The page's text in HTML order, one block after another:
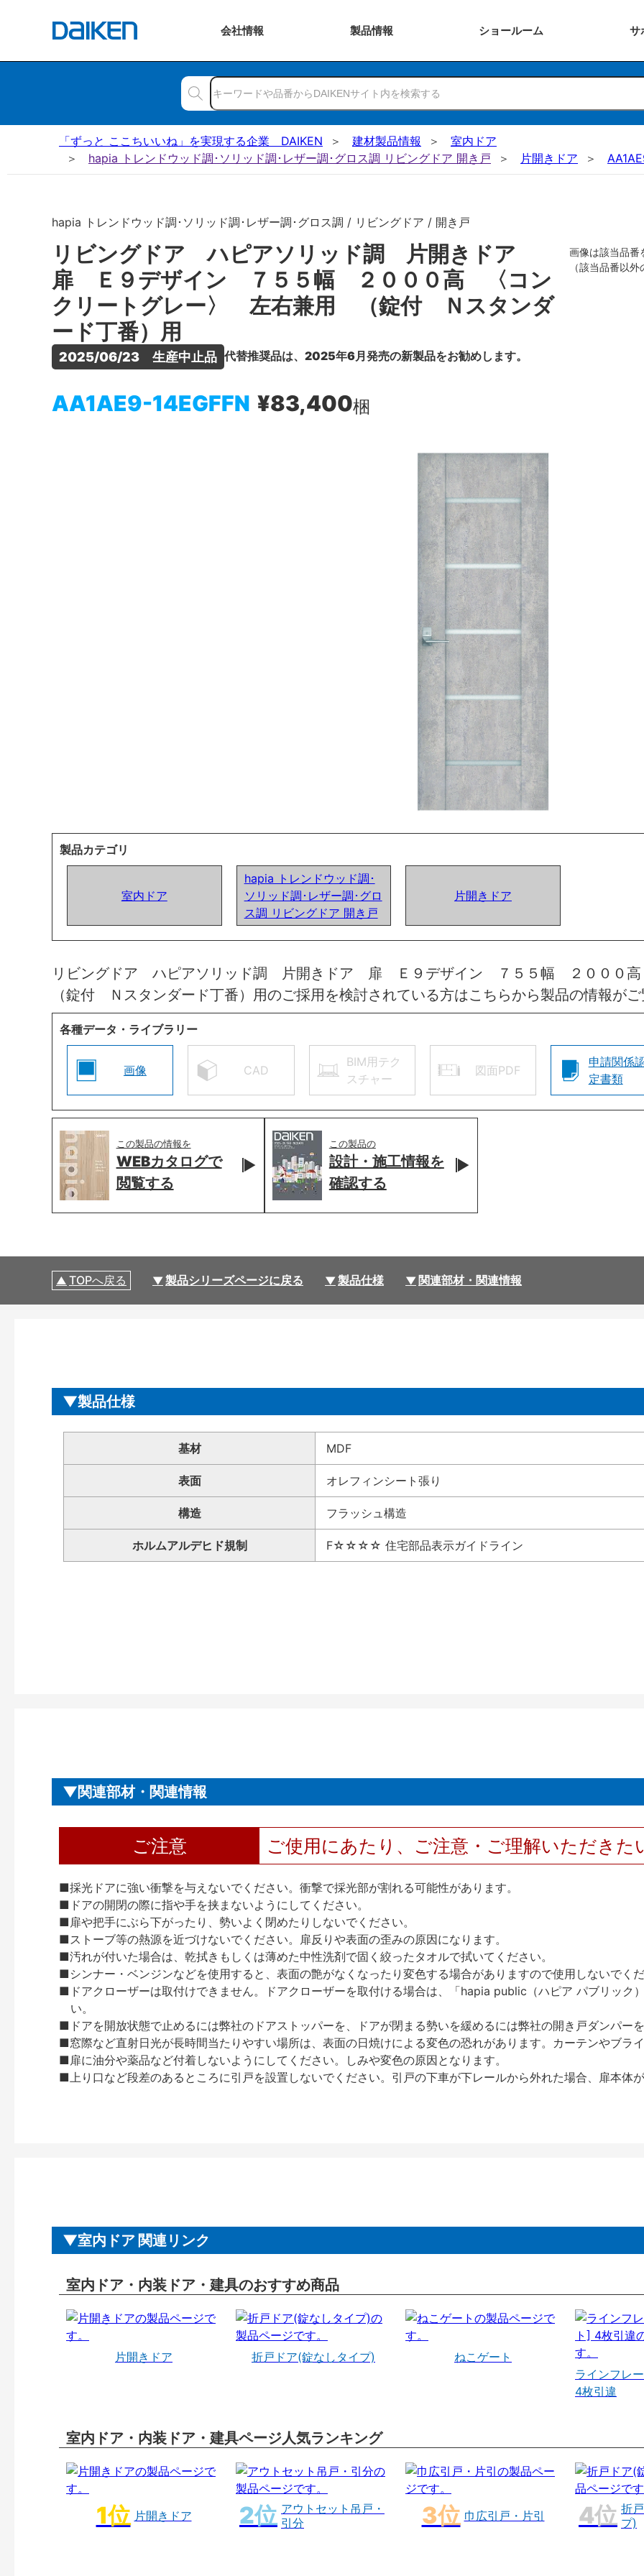
会社情報 製品情報 ショールーム サ
「ずっと ここちいいね」を実現する企業 DAIKEN 建材製品情報
室内ドア
hapia トレンドウッド調･ソリッド調･レザー調･グロス調 リビングドア 開き戸
片開きドア
hapia トレンドウッド調･ソリッド調･レザー調･グロス調 / リビングドア / 開き戸
リビングドア ハピアソリッド調 片開きドア
扉 Ｅ９デザイン ７５５幅 ２０００高 〈コン
クリートグレー〉 左右兼用 （錠付 Ｎスタンダ
ード丁番）用
2025/06/23　生産中止品 代替推奨品は、2025年6月発売の新製品をお勧めします。
AA1AE9-14EGFFN ¥83,400梱
画像は該当品番
（該当品番以
製品カテゴリ
室内ドア
hapia トレンドウッド調･
ソリッド調･レザー調･グロ
ス調 リビングドア 開き戸
片開きドア
リビングドア ハピアソリッド調 片開きドア 扉 Ｅ９デザイン ７５５幅 ２０００
（錠付 Ｎスタンダード丁番）用のご採用を検討されている方はこちらから製品の情報が
各種データ・ライブラリー
画像 CAD
BIM用テク
スチャー
図面PDF
申請関係
定書類
この製品の情報を
WEBカタログで
閲覧する
この製品の
設計・施工情報を
確認する
TOPへ戻る 製品シリーズページに戻る 製品仕様 関連部材・関連情報
製品仕様
基材 MDF
表面 オレフィンシート張り
構造 フラッシュ構造
ホルムアルデヒド規制 F☆☆☆☆ 住宅部品表示ガイドライン
関連部材・関連情報
ご注意 ご使用にあたり、ご注意・ご理解いただきた
■採光ドアに強い衝撃を与えないでください。衝撃で採光部が割れる可能性があります。
■ドアの開閉の際に指や手を挟まないようにしてください。
■扉や把手にぶら下がったり、勢いよく閉めたりしないでください。
■ストーブ等の熱源を近づけないでください。扉反りや表面の歪みの原因になります。
■汚れが付いた場合は、乾拭きもしくは薄めた中性洗剤で固く絞ったタオルで拭いてください。
■シンナー・ベンジンなどを使用すると、表面の艶がなくなったり変色する場合がありますので使用しないでく
■ドアクローザーは取付けできません。ドアクローザーを取付ける場合は、「hapia public（ハピア パブリック
い。
■ドアを開放状態で止めるには弊社のドアストッパーを、ドアが閉まる勢いを緩めるには弊社の開き戸ダンパー
■窓際など直射日光が長時間当たりやすい場所は、表面の日焼けによる変色の恐れがあります。カーテンやブラ
■扉に油分や薬品など付着しないようにしてください。しみや変色の原因となります。
■上り口など段差のあるところに引戸を設置しないでください。引戸の下車が下レールから外れた場合、扉本体
室内ドア 関連リンク
室内ドア・内装ドア・建具のおすすめ商品
片開きドア 折戸ドア(錠なしタイプ)
ねこゲート
ラインフレ
4枚引違
室内ドア・内装ドア・建具ページ人気ランキング
片開きドア
アウトセット吊戸・
引分
巾広引戸・片引
折
プ)